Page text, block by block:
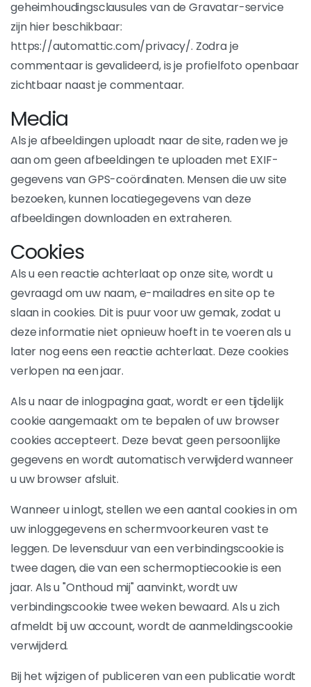
geheimhoudingsclausules van de Gravatar-service
zijn hier beschikbaar:
https://automattic.com/privacy/. Zodra je
commentaar is gevalideerd, is je profielfoto openbaar
zichtbaar naast je commentaar.
Media
Als je afbeeldingen uploadt naar de site, raden we je
aan om geen afbeeldingen te uploaden met EXIF-
gegevens van GPS-coördinaten. Mensen die uw site
bezoeken, kunnen locatiegegevens van deze
afbeeldingen downloaden en extraheren.
Cookies
Als u een reactie achterlaat op onze site, wordt u
gevraagd om uw naam, e-mailadres en site op te
slaan in cookies. Dit is puur voor uw gemak, zodat u
deze informatie niet opnieuw hoeft in te voeren als u
later nog eens een reactie achterlaat. Deze cookies
verlopen na een jaar.
Als u naar de inlogpagina gaat, wordt er een tijdelijk
cookie aangemaakt om te bepalen of uw browser
cookies accepteert. Deze bevat geen persoonlijke
gegevens en wordt automatisch verwijderd wanneer
u uw browser afsluit.
Wanneer u inlogt, stellen we een aantal cookies in om
uw inloggegevens en schermvoorkeuren vast te
leggen. De levensduur van een verbindingscookie is
twee dagen, die van een schermoptiecookie is een
jaar. Als u "Onthoud mij" aanvinkt, wordt uw
verbindingscookie twee weken bewaard. Als u zich
afmeldt bij uw account, wordt de aanmeldingscookie
verwijderd.
Bij het wijzigen of publiceren van een publicatie wordt